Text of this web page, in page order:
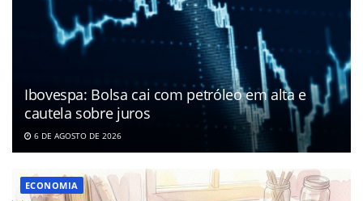
Ibovespa: Bolsa cai com petróleo em alta e
cautela sobre juros
6 DE AGOSTO DE 2026
ECONOMIA